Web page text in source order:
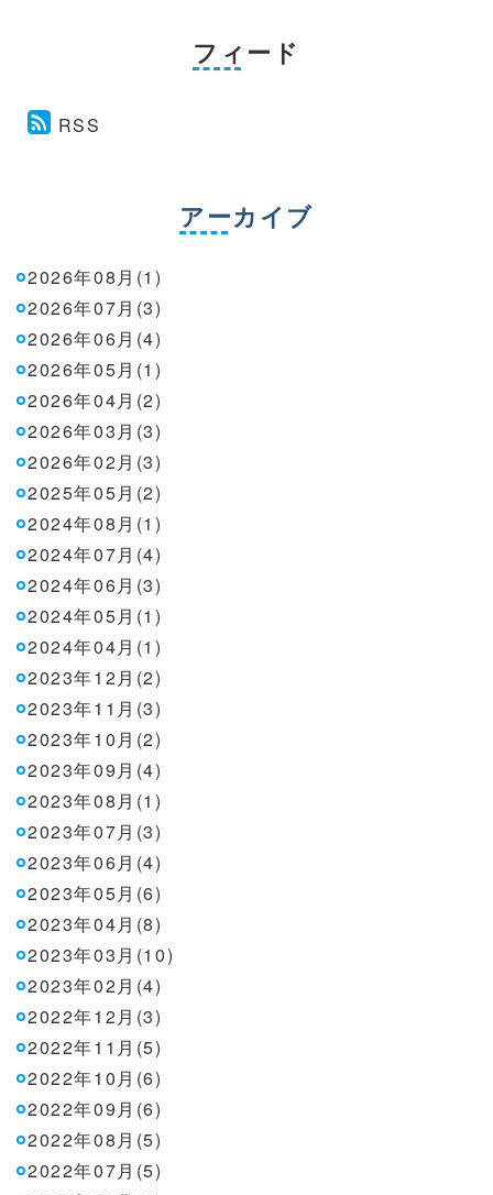
フィード
RSS
アーカイブ
2026年08月(1)
2026年07月(3)
2026年06月(4)
2026年05月(1)
2026年04月(2)
2026年03月(3)
2026年02月(3)
2025年05月(2)
2024年08月(1)
2024年07月(4)
2024年06月(3)
2024年05月(1)
2024年04月(1)
2023年12月(2)
2023年11月(3)
2023年10月(2)
2023年09月(4)
2023年08月(1)
2023年07月(3)
2023年06月(4)
2023年05月(6)
2023年04月(8)
2023年03月(10)
2023年02月(4)
2022年12月(3)
2022年11月(5)
2022年10月(6)
2022年09月(6)
2022年08月(5)
2022年07月(5)